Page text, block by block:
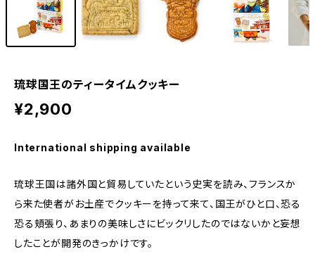
琉球国王のティータイムクッキー
¥2,900
International shipping available
琉球王国は諸外国と貿易していたという史実を読み、フランスか
ら来た使者がお土産でクッキーを持って来て、国王がひと口、恐る
恐る頬張り、あまりの美味しさにビックリしたのではないかと妄想
したことが開発のきっかけです。